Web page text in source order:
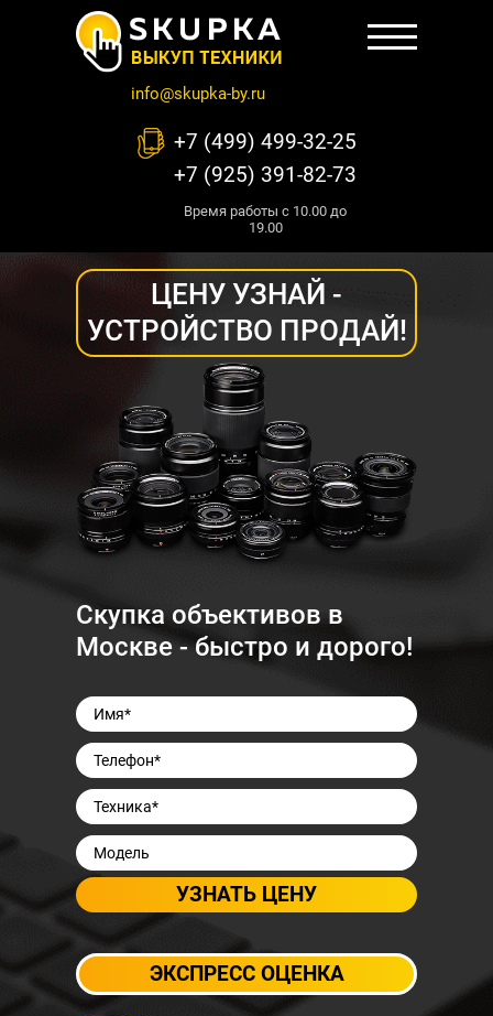
info@skupka-by.ru
+7 (499) 499-32-25
+7 (925) 391-82-73
Время работы с 10.00 до
19.00
ЦЕНУ УЗНАЙ -
УСТРОЙСТВО ПРОДАЙ!
Скупка объективов в
Москве - быстро и дорого!
ЭКСПРЕСС ОЦЕНКА